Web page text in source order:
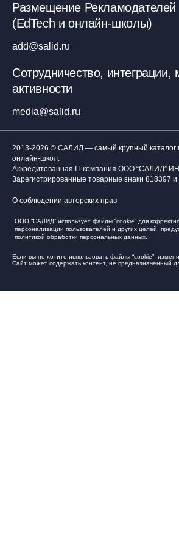
Размещение Рекламодателей
(EdTech и онлайн-школы)
add@salid.ru
Сотрудничество, интеграции,
активности
media@salid.ru
2013-2026 © САЛИД — самый крупный каталог
онлайн-школ.
Аккредитованная IT-компания ООО “САЛИД”
Зарегистрированные товарные знаки 818397
О соблюдении авторских прав
ООО “САЛИД” использует файлы “cookie” для
персонализации пользователей и других целей,
политикой обработки персональных данных
Если вы не хотите использовать файлы “cookie”,
Сайт может содержать контент, не предназначенный